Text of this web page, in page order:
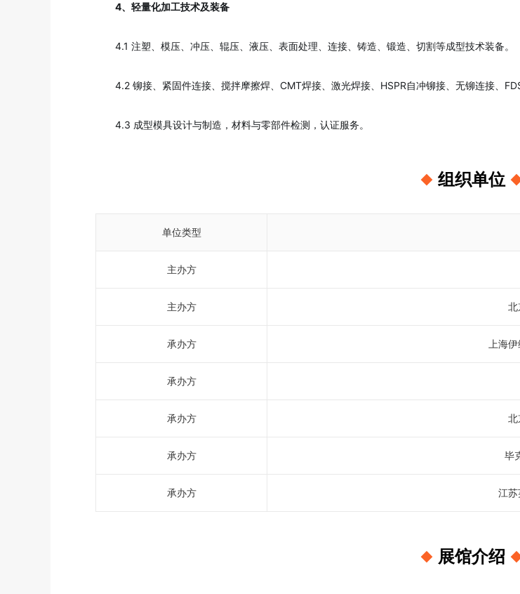
4、轻量化加工技术及装备
4.1 注塑、模压、冲压、辊压、液压、表面处理、连接、铸造、锻造、切割等成型技术装备。
4.2 铆接、紧固件连接、搅拌摩擦焊、CMT焊接、激光焊接、HSPR自冲铆接、无铆连接、
4.3 成型模具设计与制造，材料与零部件检测，认证服务。
组织单位
单位类型
主办方
主办方 北
承办方 上海
承办方
承办方 北
承办方 毕
承办方 江苏
展馆介绍